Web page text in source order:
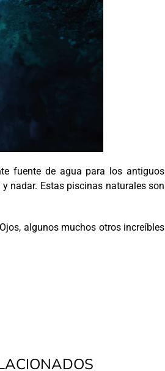
fuente de agua para los antiguos
nadar. Estas piscinas naturales son
algunos muchos otros increíbles